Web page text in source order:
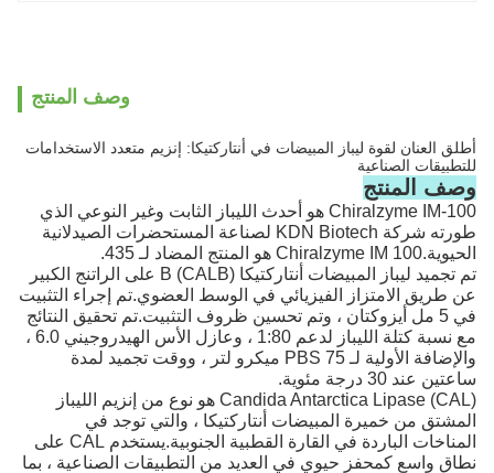
وصف المنتج
أطلق العنان لقوة ليباز المبيضات في أنتاركتيكا: إنزيم متعدد الاستخدامات
للتطبيقات الصناعية
وصف المنتج
Chiralzyme IM-100 هو أحدث الليباز الثابت وغير النوعي الذي
طورته شركة KDN Biotech لصناعة المستحضرات الصيدلانية
الحيوية.Chiralzyme IM 100 هو المنتج المضاد لـ 435.
تم تجميد ليباز المبيضات أنتاركتيكا B (CALB) على الراتنج الكبير
عن طريق الامتزاز الفيزيائي في الوسط العضوي.تم إجراء التثبيت
في 5 مل أيزوكتان ، وتم تحسين ظروف التثبيت.تم تحقيق النتائج
مع نسبة كتلة الليباز لدعم 1:80 ، وعازل الأس الهيدروجيني 6.0 ،
والإضافة الأولية لـ PBS 75 ميكرو لتر ، ووقت تجميد لمدة
ساعتين عند 30 درجة مئوية.
Candida Antarctica Lipase (CAL) هو نوع من إنزيم الليباز
المشتق من خميرة المبيضات أنتاركتيكا ، والتي توجد في
المناخات الباردة في القارة القطبية الجنوبية.يستخدم CAL على
نطاق واسع كمحفز حيوي في العديد من التطبيقات الصناعية ، بما